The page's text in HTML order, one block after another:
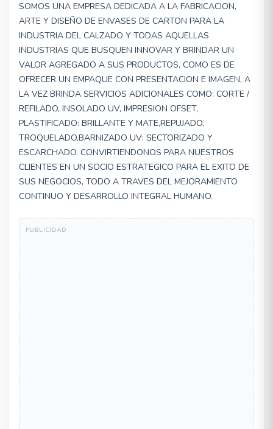
SOMOS UNA EMPRESA DEDICADA A LA FABRICACION,
ARTE Y DISEÑO DE ENVASES DE CARTON PARA LA
INDUSTRIA DEL CALZADO Y TODAS AQUELLAS
INDUSTRIAS QUE BUSQUEN INNOVAR Y BRINDAR UN
VALOR AGREGADO A SUS PRODUCTOS, COMO ES DE
OFRECER UN EMPAQUE CON PRESENTACION E IMAGEN, A
LA VEZ BRINDA SERVICIOS ADICIONALES COMO: CORTE /
REFILADO, INSOLADO UV, IMPRESION OFSET,
PLASTIFICADO: BRILLANTE Y MATE,REPUJADO,
TROQUELADO,BARNIZADO UV: SECTORIZADO Y
ESCARCHADO. CONVIRTIENDONOS PARA NUESTROS
CLIENTES EN UN SOCIO ESTRATEGICO PARA EL EXITO DE
SUS NEGOCIOS, TODO A TRAVES DEL MEJORAMIENTO
CONTINUO Y DESARROLLO INTEGRAL HUMANO.